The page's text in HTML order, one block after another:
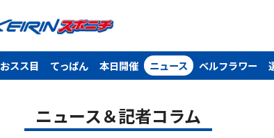
おスス目 てっぱん 本日開催 ニュース ベルフラワー
ニュース＆記者コラム